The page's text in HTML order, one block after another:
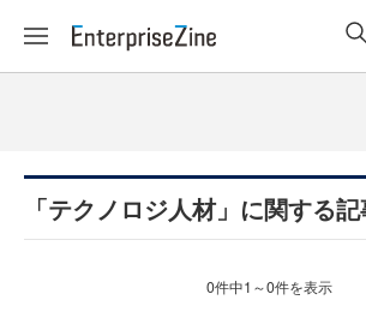
「テクノロジ人材」に関する
0件中1～0件を表示